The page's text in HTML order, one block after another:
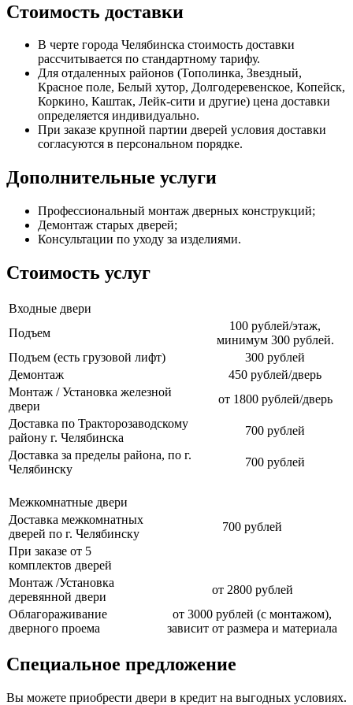
Стоимость доставки
В черте города Челябинска стоимость доставки
рассчитывается по стандартному тарифу.
Для отдаленных районов (Тополинка, Звездный,
Красное поле, Белый хутор, Долгодеревенское, Копейск,
Коркино, Каштак, Лейк-сити и другие) цена доставки
определяется индивидуально.
При заказе крупной партии дверей условия доставки
согласуются в персональном порядке.
Дополнительные услуги
Профессиональный монтаж дверных конструкций;
Демонтаж старых дверей;
Консультации по уходу за изделиями.
Стоимость услуг
Входные двери
Подъем
100 рублей/этаж,
минимум 300 рублей.
Подъем (есть грузовой лифт)
300 рублей
Демонтаж
450 рублей/дверь
Монтаж / Установка железной
двери
от 1800 рублей/дверь
Доставка по Тракторозаводскому
району г. Челябинска
700 рублей
Доставка за пределы района, по г.
Челябинску
700 рублей
Межкомнатные двери
Доставка межкомнатных
дверей по г. Челябинску
700 рублей
При заказе от 5
комплектов дверей
Монтаж /Установка
деревянной двери
от 2800 рублей
Облагораживание
дверного проема
от 3000 рублей (с монтажом),
зависит от размера и материала
Специальное предложение
Вы можете приобрести двери в кредит на выгодных условиях.